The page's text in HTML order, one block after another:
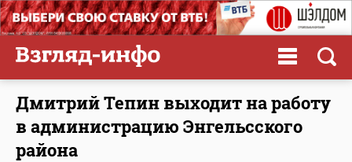
Дмитрий Тепин выходит на работу
в администрацию Энгельсского
района